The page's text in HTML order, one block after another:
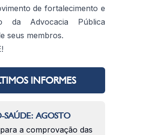
de fortalecimento e
da Advocacia Pública
seus membros.
INFORMES
SAÚDE: AGOSTO
a comprovação das